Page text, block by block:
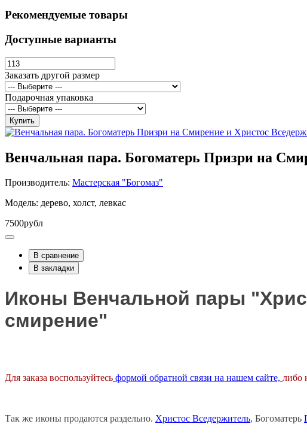
Рекомендуемые товары
Доступные варианты
Заказать другой размер
Подарочная упаковка
Купить
Венчальная пара. Богоматерь Призри на
Производитель: Мастерская "Богомаз"
Модель: дерево, холст, левкас
7500рубл
В сравнение
В закладки
Иконы Венчальной пары
смирение"
Для заказа воспользуйтесь формой обратной связи на нашем сайте, либо
Так же иконы продаются раздельно. Христос Вседержитель, Богоматерь